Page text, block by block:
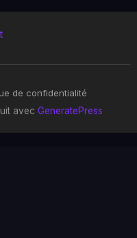
de confidentialité
avec GeneratePress